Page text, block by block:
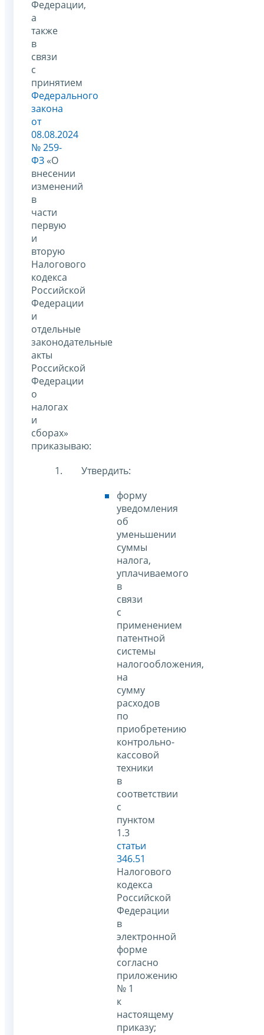
Федерации,
а
также
в
связи
с
принятием
Федерального
закона
от
08.08.2024
№ 259-
ФЗ «О
внесении
изменений
в
части
первую
и
вторую
Налогового
кодекса
Российской
Федерации
и
отдельные
законодательные
акты
Российской
Федерации
о
налогах
и
сборах»
приказываю:
Утвердить:
форму
уведомления
об
уменьшении
суммы
налога,
уплачиваемого
в
связи
с
применением
патентной
системы
налогообложения,
на
сумму
расходов
по
приобретению
контрольно-
кассовой
техники
в
соответствии
с
пунктом
1.3
статьи
346.51
Налогового
кодекса
Российской
Федерации
в
электронной
форме
согласно
приложению
№ 1
к
настоящему
приказу;